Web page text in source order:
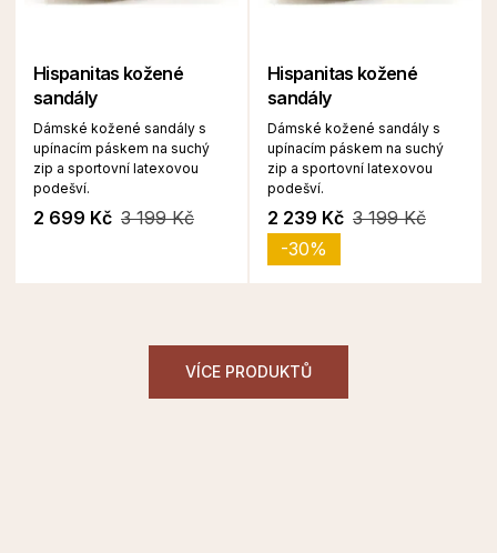
Hispanitas kožené
sandály
Dámské kožené sandály s
upínacím páskem na suchý
zip a sportovní latexovou
podešví.
2 699 Kč 3 199 Kč
Hispanitas kožené
sandály
Dámské kožené sandály s
upínacím páskem na suchý
zip a sportovní latexovou
podešví.
2 239 Kč 3 199 Kč
-30%
VÍCE PRODUKTŮ